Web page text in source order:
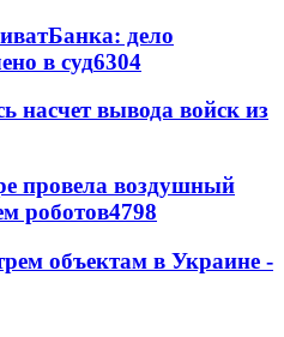
дело
в суд6304
насчет вывода войск из
провела воздушный
роботов4798
объектам в Украине -